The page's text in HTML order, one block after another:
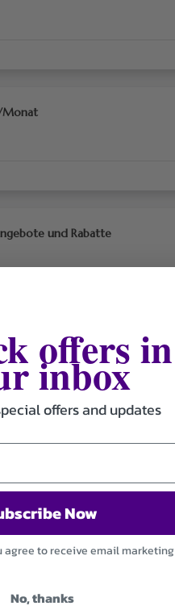
Monat
und Rabatte
offers in
inbox
offers and updates
Now
agree to receive email marketing
No, thanks